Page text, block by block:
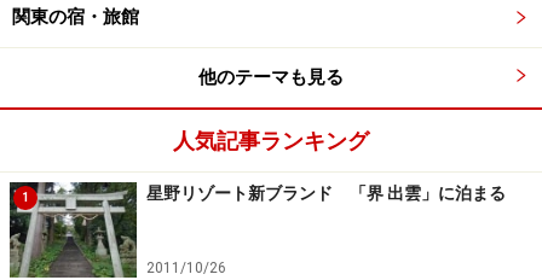
関東の宿・旅館
他のテーマも見る
人気記事ランキング
1 星野リゾート新ブランド 「界 出雲」に泊まる
2011/10/26